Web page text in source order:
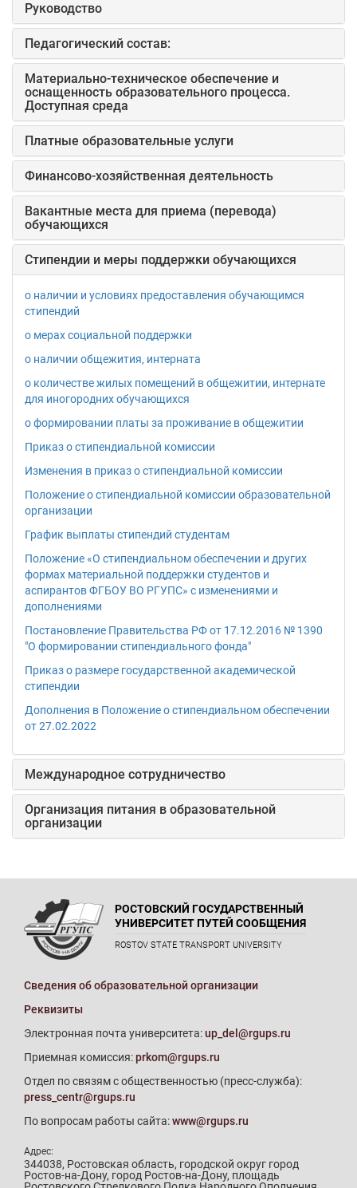
Руководство
Педагогический состав:
Материально-техническое обеспечение и
оснащенность образовательного процесса.
Доступная среда
Платные образовательные услуги
Финансово-хозяйственная деятельность
Вакантные места для приема (перевода)
обучающихся
Стипендии и меры поддержки обучающихся
о наличии и условиях предоставления обучающимся
стипендий
о мерах социальной поддержки
о наличии общежития, интерната
о количестве жилых помещений в общежитии, интернате
для иногородних обучающихся
о формировании платы за проживание в общежитии
Приказ о стипендиальной комиссии
Изменения в приказ о стипендиальной комиссии
Положение о стипендиальной комиссии образовательной
организации
График выплаты стипендий студентам
Положение «О стипендиальном обеспечении и других
формах материальной поддержки студентов и
аспирантов ФГБОУ ВО РГУПС» c изменениями и
дополнениями
Постановление Правительства РФ от 17.12.2016 № 1390
"О формировании стипендиального фонда"
Приказ о размере государственной академической
стипендии
Дополнения в Положение о стипендиальном обеспечении
от 27.02.2022
Международное сотрудничество
Организация питания в образовательной
организации
РОСТОВСКИЙ ГОСУДАРСТВЕННЫЙ
УНИВЕРСИТЕТ ПУТЕЙ СООБЩЕНИЯ
ROSTOV STATE TRANSPORT UNIVERSITY
Сведения об образовательной организации
Реквизиты
Электронная почта университета:up_del@rgups.ru
Приемная комиссия:prkom@rgups.ru
Отдел по связям с общественностью (пресс-служба):
press_centr@rgups.ru
По вопросам работы сайта:www@rgups.ru
Адрес:
344038, Ростовская область, городской округ город
Ростов-на-Дону, город Ростов-на-Дону, площадь